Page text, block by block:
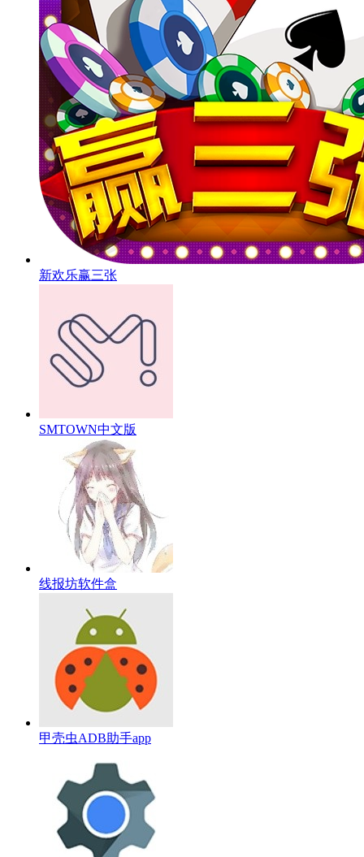
新欢乐赢三张
SMTOWN中文版
线报坊软件盒
甲壳虫ADB助手app